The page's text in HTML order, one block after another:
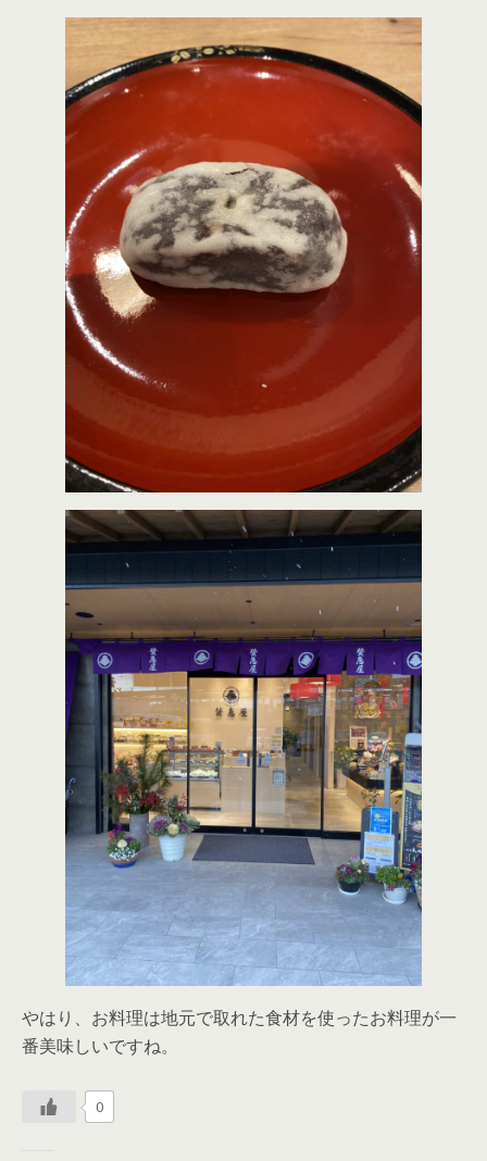
やはり、お料理は地元で取れた食材を使ったお料理が一
番美味しいですね。
0